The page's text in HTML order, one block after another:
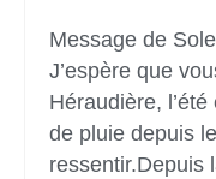
Message de
J’espère que
Héraudière,
de pluie depuis
ressentir.Depuis